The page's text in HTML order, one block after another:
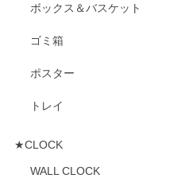
ボックス＆バスケット
ゴミ箱
ポスター
トレイ
★CLOCK
WALL CLOCK